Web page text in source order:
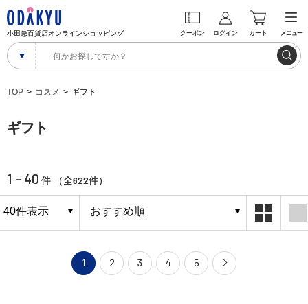
小田急百貨店オンラインショッピング クーポン ログイン カート メニュー
TOP コスメ ギフト
ギフト
1 - 40 件 （全622件）
1 2 3 4 5